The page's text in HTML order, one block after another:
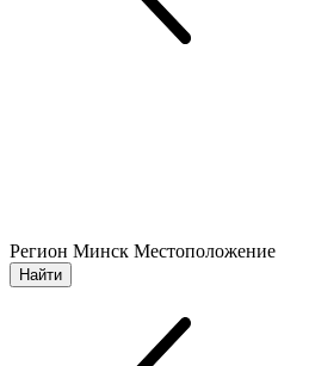
Регион Минск Местоположение